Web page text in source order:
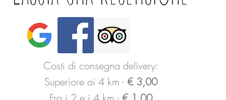
Costi di consegna delivery:
Superiore ai 4 km - € 3,00